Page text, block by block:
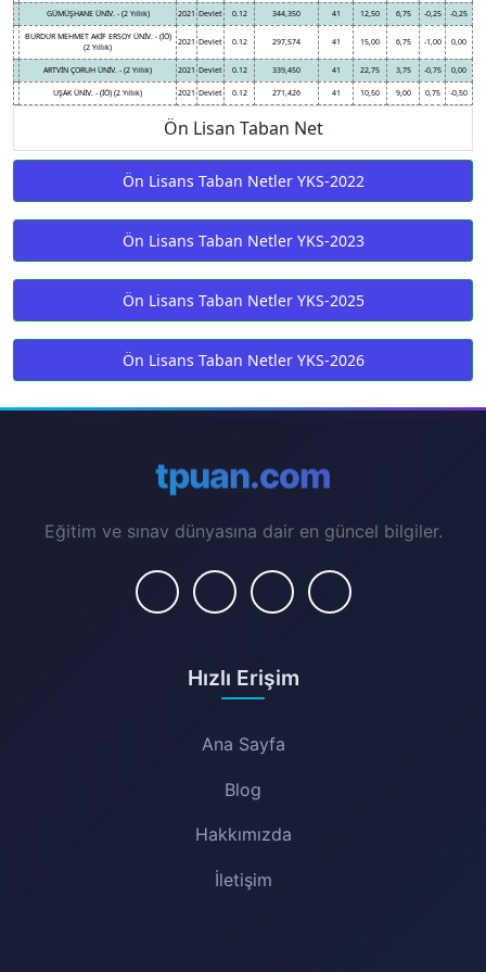
GÜMÜŞHANE ÜNİV. - (2 Yıllık) 2021 Devlet 0.12 344,350 41 12,50 6,75 -0,25 -0,25
BURDUR MEHMET AKİF ERSOY ÜNİV. - (İÖ)
(2 Yıllık)
2021 Devlet 0.12 297,574 41 15,00 6,75 -1,00 0,00
ARTVİN ÇORUH ÜNİV. - (2 Yıllık) 2021 Devlet 0.12 339,450 41 22,75 3,75 -0,75 0,00
UŞAK ÜNİV. - (İÖ) (2 Yıllık) 2021 Devlet 0.12 271,426 41 10,50 9,00 0,75 -0,50
Ön Lisan Taban Net
Ön Lisans Taban Netler YKS-2022
Ön Lisans Taban Netler YKS-2023
Ön Lisans Taban Netler YKS-2025
Ön Lisans Taban Netler YKS-2026
tpuan.com
Eğitim ve sınav dünyasına dair en güncel bilgiler.
Hızlı Erişim
Ana Sayfa
Blog
Hakkımızda
İletişim